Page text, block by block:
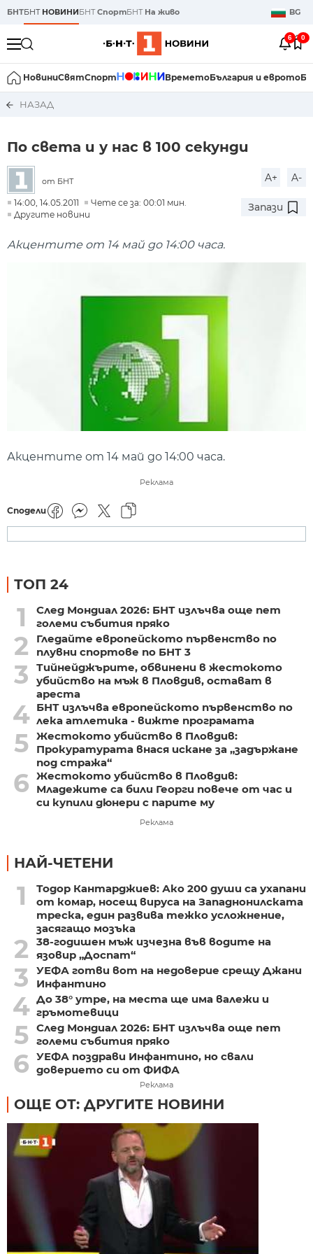
БНТБНТ НОВИНИБНТСпортБНТ На живо BG
6 0
НовиниСвятСпорт ВреметоБългария и еврото
НАЗАД
По света и у нас в 100 секунди
от БНТ A+ A-
14:00, 14.05.2011
Чете се за: 00:01 мин.
Другите новини
Запази
Акцентите от 14 май до 14:00 часа.
Акцентите от 14 май до 14:00 часа.
Реклама
Сподели
ТОП 24
1
След Мондиал 2026: БНТ излъчва още пет
големи събития пряко
2
Гледайте европейското първенство по
плувни спортове по БНТ 3
3
Тийнейджърите, обвинени в жестокото
убийство на мъж в Пловдив, остават в
ареста
4 БНТ излъчва европейското първенство по
лека атлетика - вижте програмата
5 Жестокото убийство в Пловдив:
Прокуратурата внася искане за „задържане
под стража“
6 Жестокото убийство в Пловдив:
Младежите са били Георги повече от час и
си купили дюнери с парите му
Реклама
НАЙ-ЧЕТЕНИ
1
Тодор Кантарджиев: Ако 200 души са ухапани
от комар, носещ вируса на Западнонилската
треска, един развива тежко усложнение,
засягащо мозъка
2
38-годишен мъж изчезна във водите на
язовир „Доспат“
3
УЕФА готви вот на недоверие срещу Джани
Инфантино
4 До 38° утре, на места ще има валежи и
гръмотевици
5 След Мондиал 2026: БНТ излъчва още пет
големи събития пряко
6 УЕФА поздрави Инфантино, но свали
доверието си от ФИФА
Реклама
ОЩЕ ОТ: ДРУГИТЕ НОВИНИ